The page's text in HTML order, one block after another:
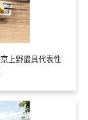
上野最具代表性